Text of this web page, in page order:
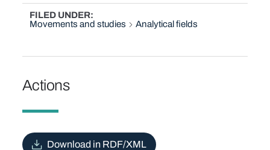
FILED UNDER
Movements and studies
Analytical fields
Actions
Download in RDF/XML